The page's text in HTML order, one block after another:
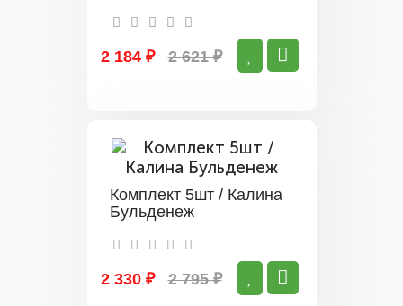
2 184 ₽ 2 621 ₽
Комплект 5шт / Калина
Бульденеж
2 330 ₽ 2 795 ₽